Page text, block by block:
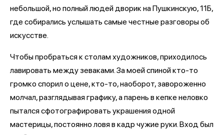
небольшой, но полный людей дворик на Пушкинскую, 11Б,
где собирались услышать самые честные разговоры об
искусстве.
Чтобы пробраться к столам художников, приходилось
лавировать между зеваками. За моей спиной кто-то
громко спорил о цене, кто-то, наоборот, завороженно
молчал, разглядывая графику, а парень в кепке неловко
пытался сфотографировать украшения одной
мастерицы, постоянно ловя в кадр чужие руки. Вход был